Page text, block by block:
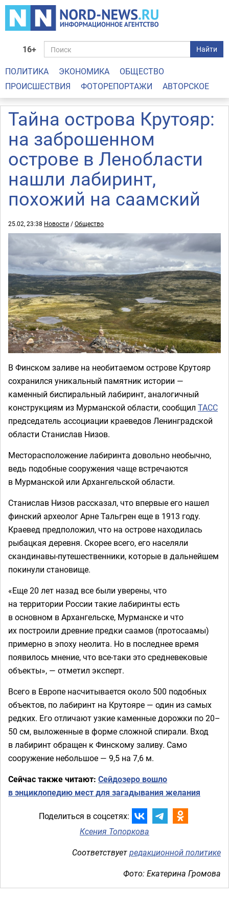
16+ Найти
ПОЛИТИКА ЭКОНОМИКА
ОБЩЕСТВО
ПРОИСШЕСТВИЯ
ФОТОРЕПОРТАЖИ АВТОРСКОЕ
Тайна острова Крутояр:
на заброшенном
острове в Ленобласти
нашли лабиринт,
похожий на саамский
25.02, 23:38 Новости /Общество
В Финском заливе на необитаемом острове Крутояр
сохранился уникальный памятник истории —
каменный биспиральный лабиринт, аналогичный
конструкциям из Мурманской области, сообщил ТАСС
председатель ассоциации краеведов Ленинградской
области Станислав Низов.
Месторасположение лабиринта довольно необычно,
ведь подобные сооружения чаще встречаются
в Мурманской или Архангельской области.
Станислав Низов рассказал, что впервые его нашел
финский археолог Арне Тальгрен еще в 1913 году.
Краевед предположил, что на острове находилась
рыбацкая деревня. Скорее всего, его населяли
скандинавы-путешественники, которые в дальнейшем
покинули становище.
«Еще 20 лет назад все были уверены, что
на территории России такие лабиринты есть
в основном в Архангельске, Мурманске и что
их построили древние предки саамов (протосаамы)
примерно в эпоху неолита. Но в последнее время
появилось мнение, что все-таки это средневековые
объекты», — отметил эксперт.
Всего в Европе насчитывается около 500 подобных
объектов, по лабиринт на Крутояре — один из самых
редких. Его отличают узкие каменные дорожки по 20–
50 см, выложенные в форме сложной спирали. Вход
в лабиринт обращен к Финскому заливу. Само
сооружение небольшое — 9,5 на 7,6 м.
Сейчас также читают: Сейдозеро вошло
в энциклопедию мест для загадывания желания
Поделиться в соцсетях:
Ксения Топоркова
Соответствуетредакционной политике
Фото: Екатерина Громова